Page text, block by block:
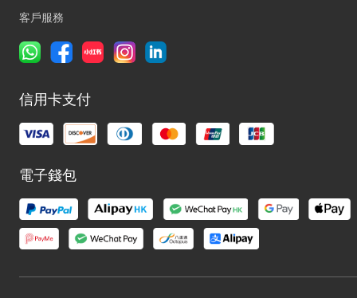
客戶服務
信用卡支付
電子錢包